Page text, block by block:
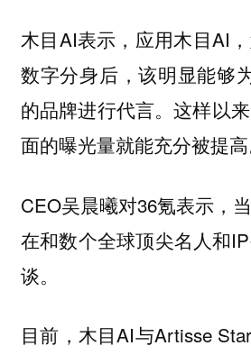
木目AI表示，应用木目AI
数字分身后，该明显能够
的品牌进行代言。这样以
面的曝光量就能充分被提高
CEO吴晨曦对36氪表示，
在和数个全球顶尖名人和
谈。
目前，木目AI与Artisse